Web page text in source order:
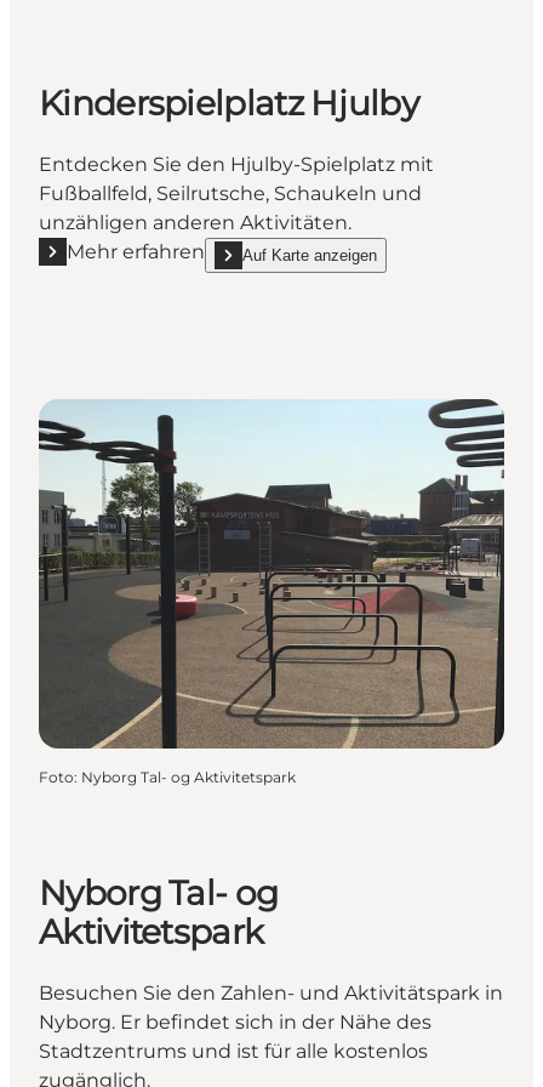
Kinderspielplatz Hjulby
Entdecken Sie den Hjulby-Spielplatz mit
Fußballfeld, Seilrutsche, Schaukeln und
unzähligen anderen Aktivitäten.
Mehr erfahren
Mehr erfahren "Kinderspielplatz Hjulby"
Auf Karte anzeigen
show Kinderspielplatz Hjulby on_map
Foto: Nyborg Tal- og Aktivitetspark
Nyborg Tal- og
Aktivitetspark
Besuchen Sie den Zahlen- und Aktivitätspark in
Nyborg. Er befindet sich in der Nähe des
Stadtzentrums und ist für alle kostenlos
zugänglich.